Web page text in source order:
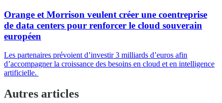
Orange et Morrison veulent créer une coentreprise
de data centers pour renforcer le cloud souverain
européen
Les partenaires prévoient d’investir 3 milliards d’euros afin
d’accompagner la croissance des besoins en cloud et en intelligence
artificielle.
Autres articles